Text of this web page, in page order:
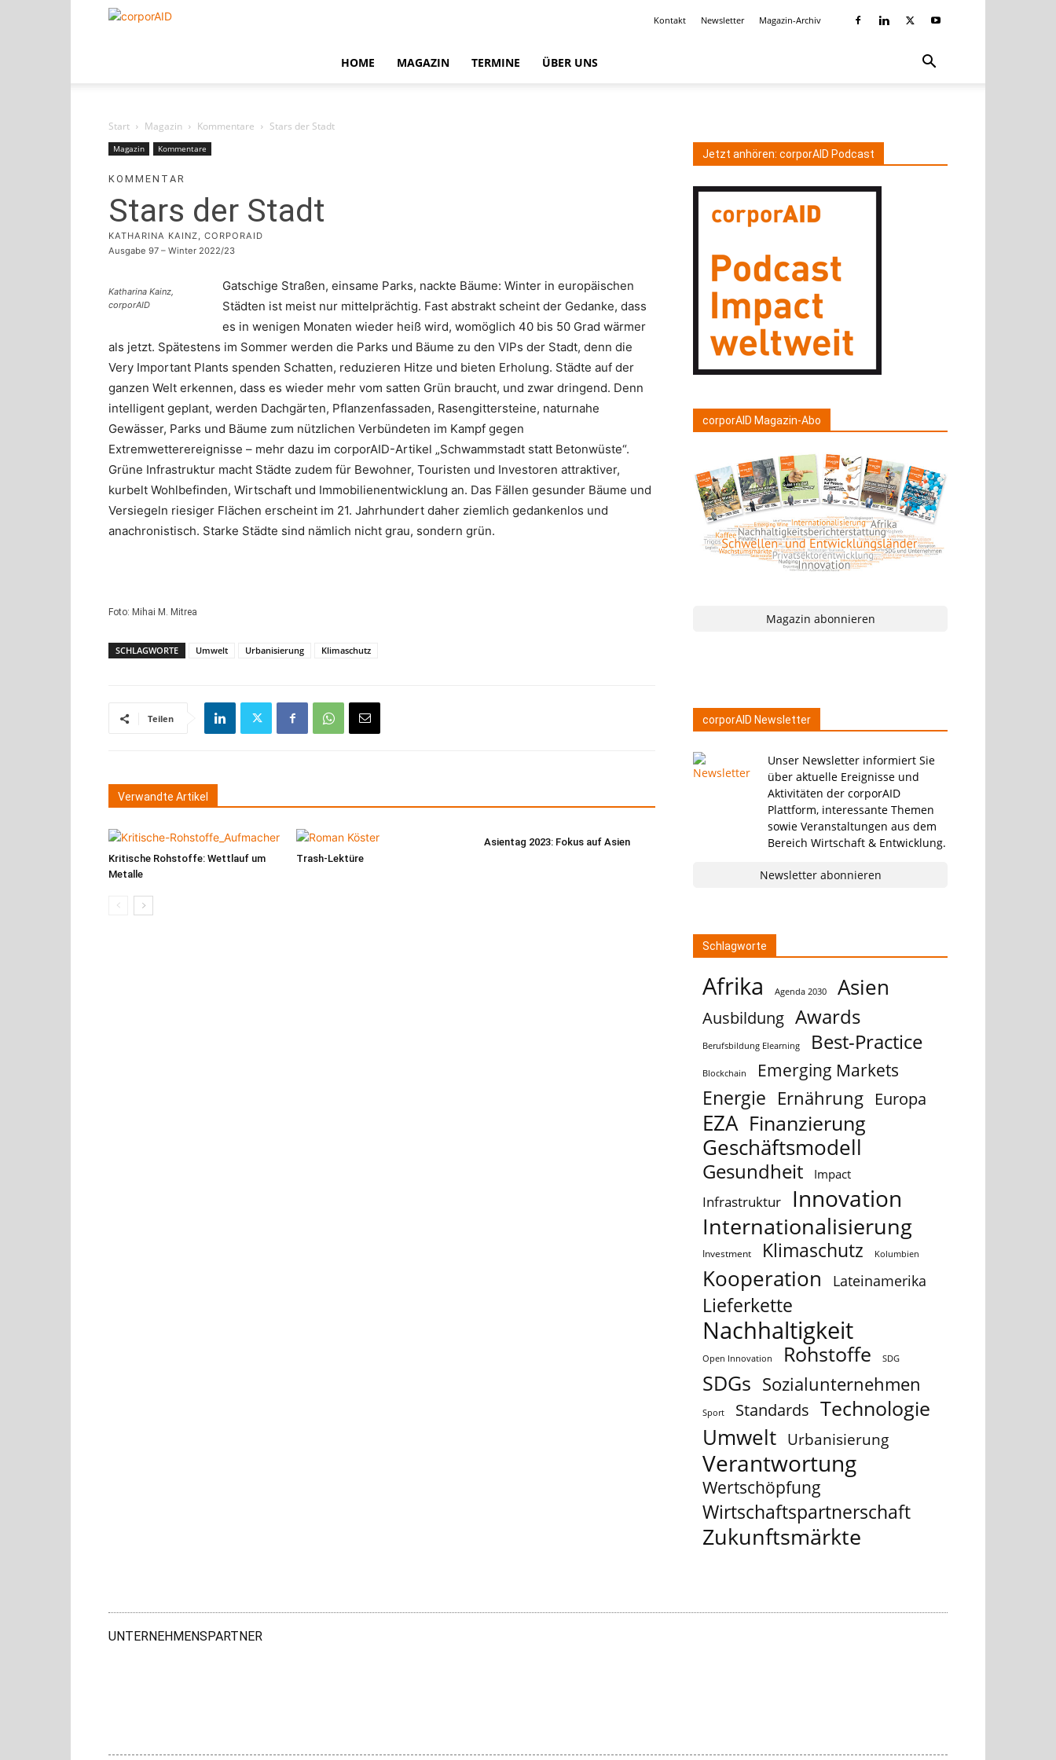
corporAID
Kontakt Newsletter Magazin-Archiv
HOME MAGAZIN TERMINE ÜBER UNS
Start Magazin Kommentare Stars der Stadt
Magazin Kommentare
KOMMENTAR
Stars der Stadt
KATHARINA KAINZ, CORPORAID
Ausgabe 97 – Winter 2022/23
Katharina Kainz,
corporAID
Gatschige Straßen, einsame Parks, nackte Bäume: Winter in europäischen
Städten ist meist nur mittelprächtig. Fast abstrakt scheint der Gedanke, dass
es in wenigen Monaten wieder heiß wird, womöglich 40 bis 50 Grad wärmer
als jetzt. Spätestens im Sommer werden die Parks und Bäume zu den VIPs der Stadt, denn die
Very Important Plants spenden Schatten, reduzieren Hitze und bieten Erholung. Städte auf der
ganzen Welt erkennen, dass es wieder mehr vom satten Grün braucht, und zwar dringend. Denn
intelligent geplant, werden Dachgärten, Pflanzenfassaden, Rasengittersteine, naturnahe
Gewässer, Parks und Bäume zum nützlichen Verbündeten im Kampf gegen
Extremwetterereignisse – mehr dazu im corporAID-Artikel „Schwammstadt statt Betonwüste“.
Grüne Infrastruktur macht Städte zudem für Bewohner, Touristen und Investoren attraktiver,
kurbelt Wohlbefinden, Wirtschaft und Immobilienentwicklung an. Das Fällen gesunder Bäume und
Versiegeln riesiger Flächen erscheint im 21. Jahrhundert daher ziemlich gedankenlos und
anachronistisch. Starke Städte sind nämlich nicht grau, sondern grün.
Foto: Mihai M. Mitrea
SCHLAGWORTE Umwelt Urbanisierung Klimaschutz
Teilen
Verwandte Artikel
Kritische Rohstoffe: Wettlauf um
Metalle
Trash-Lektüre
Asientag 2023: Fokus auf Asien
Jetzt anhören: corporAID Podcast
corporAID Magazin-Abo
Magazin abonnieren
corporAID Newsletter
Unser Newsletter informiert Sie
über aktuelle Ereignisse und
Aktivitäten der corporAID
Plattform, interessante Themen
sowie Veranstaltungen aus dem
Bereich Wirtschaft & Entwicklung.
Newsletter abonnieren
Schlagworte
Afrika Agenda 2030 Asien
Ausbildung Awards
Berufsbildung Elearning Best-Practice
Blockchain Emerging Markets
Energie Ernährung Europa
EZA Finanzierung
Geschäftsmodell
Gesundheit Impact
Infrastruktur Innovation
Internationalisierung
Investment Klimaschutz Kolumbien
Kooperation Lateinamerika
Lieferkette
Nachhaltigkeit
Open Innovation Rohstoffe SDG
SDGs Sozialunternehmen
Sport Standards Technologie
Umwelt Urbanisierung
Verantwortung
Wertschöpfung
Wirtschaftspartnerschaft
Zukunftsmärkte
UNTERNEHMENSPARTNER